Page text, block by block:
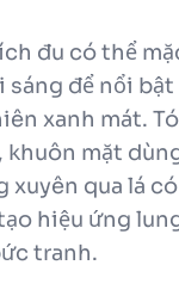
đu có thể
sáng để nổi
xanh mát.
khuôn mặt
xuyên qua lá
hiệu ứng
tranh.